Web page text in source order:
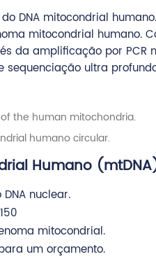
DNA mitocondrial
mitocondrial humano.
da amplificação por
ultra
humano circular.
Humano
nuclear.
mitocondrial.
um orçamento.